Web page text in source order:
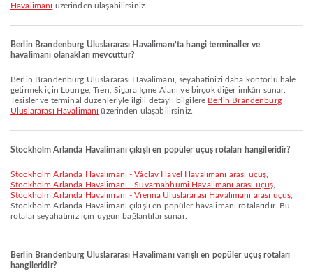
Havalimanı üzerinden ulaşabilirsiniz.
Berlin Brandenburg Uluslararası Havalimanı’ta hangi terminaller ve
havalimanı olanakları mevcuttur?
Berlin Brandenburg Uluslararası Havalimanı, seyahatinizi daha konforlu hale
getirmek için Lounge, Tren, Sigara İçme Alanı ve birçok diğer imkân sunar.
Tesisler ve terminal düzenleriyle ilgili detaylı bilgilere Berlin Brandenburg
Uluslararası Havalimanı üzerinden ulaşabilirsiniz.
Stockholm Arlanda Havalimanı çıkışlı en popüler uçuş rotaları hangileridir?
Stockholm Arlanda Havalimanı - Václav Havel Havalimanı arası uçuş
Stockholm Arlanda Havalimanı - Suvarnabhumi Havalimanı arası uçuş
Stockholm Arlanda Havalimanı - Vienna Uluslararası Havalimanı arası uçuş
Stockholm Arlanda Havalimanı çıkışlı en popüler havalimanı rotalarıdır. Bu
rotalar seyahatiniz için uygun bağlantılar sunar.
Berlin Brandenburg Uluslararası Havalimanı varışlı en popüler uçuş rotaları
hangileridir?